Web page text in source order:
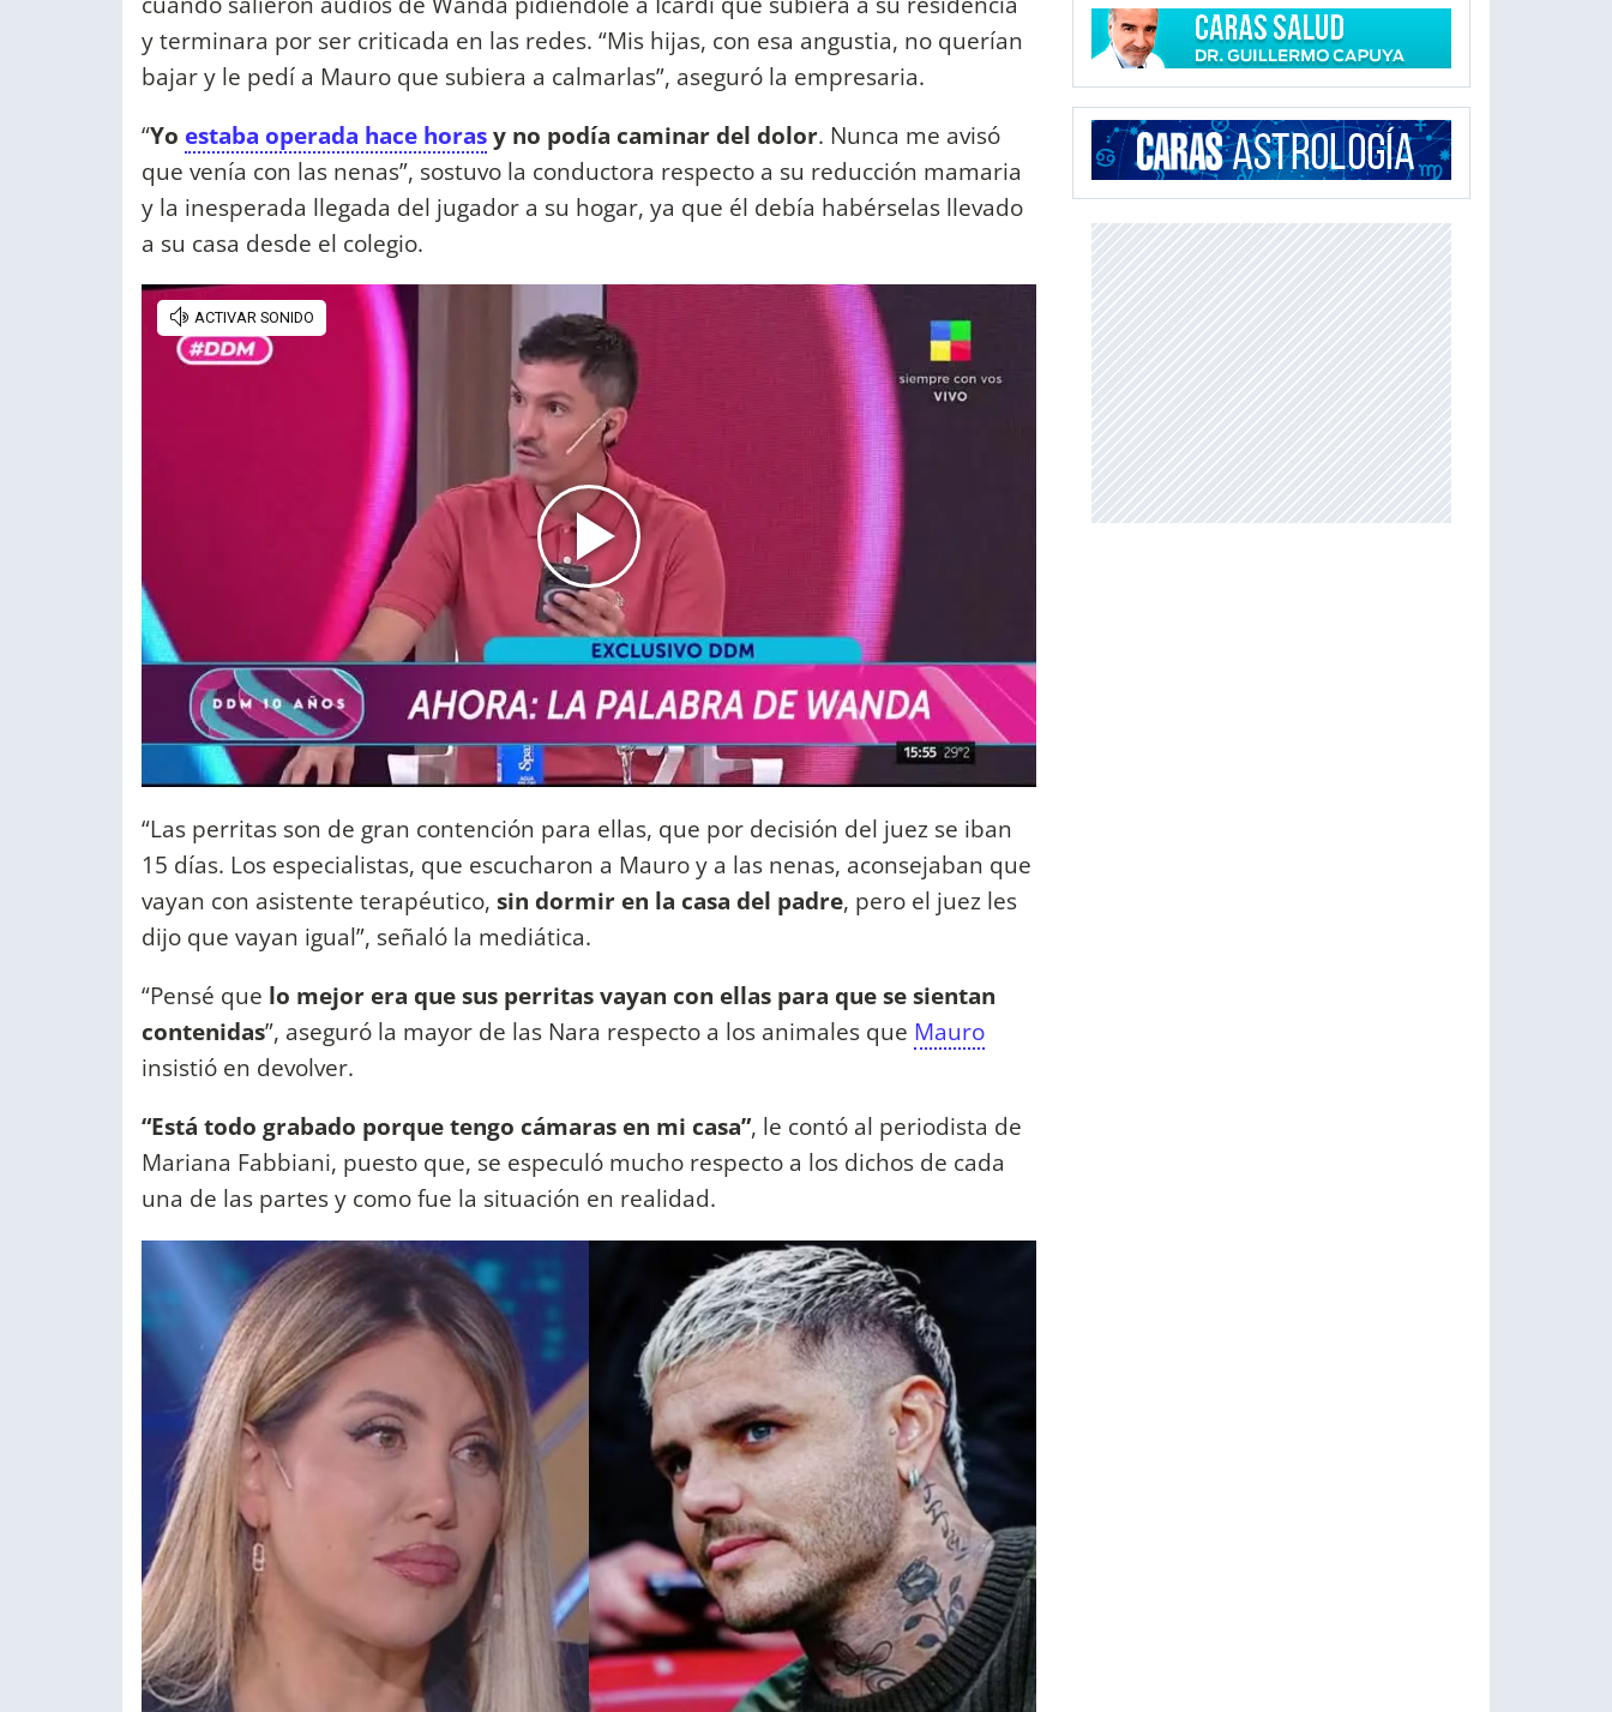
y terminara por ser criticada en las redes. “Mis hijas, con esa angustia, no querían
bajar y le pedí a Mauro que subiera a calmarlas”, aseguró la empresaria.
“Yo estaba operada hace horasy no podía caminar del dolor. Nunca me avisó
que venía con las nenas”, sostuvo la conductora respecto a su reducción mamaria
y la inesperada llegada del jugador a su hogar, ya que él debía habérselas llevado
a su casa desde el colegio.
“Las perritas son de gran contención para ellas, que por decisión del juez se iban
15 días. Los especialistas, que escucharon a Mauro y a las nenas, aconsejaban que
vayan con asistente terapéutico, sin dormir en la casa del padre, pero el juez les
dijo que vayan igual”, señaló la mediática.
“Pensé que lo mejor era que sus perritas vayan con ellas para que se sientan
contenidas”, aseguró la mayor de las Nara respecto a los animales que Mauro
insistió en devolver.
“Está todo grabado porque tengo cámaras en mi casa”, le contó al periodista de
Mariana Fabbiani, puesto que, se especuló mucho respecto a los dichos de cada
una de las partes y como fue la situación en realidad.